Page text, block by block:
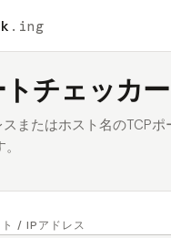
.ing
チェッカー
スまたはホスト名のTCP
/ IPアドレス